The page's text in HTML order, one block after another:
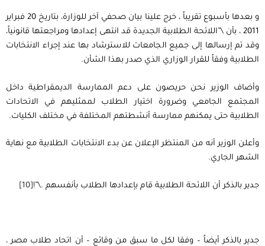
و بعدها بأسبوع تقريباً ، خرج علينا بيان صحفي آخر للوزارة، بتاريخ 20 فبراير
2011 ، بأن \”اللائحة الطلابية الجديدة قد انتهى إعدادها ومراجعتها قانونياً،
وقد تم إرسالها إلى جميع الجامعات للاسترشاد بها عند إجراء الانتخابات
الطلابية وفقاً للقرار الوزاري الذي صدر بهذا الشأن.
وأضاف الوزير نحن حريصون على دعم الممارسة الديمقراطية داخل
المجتمع الجامعي وضرورة اختيار الطلاب لممثليهم في الاتحادات
الطلابية حتى يمكنهم ممارسة أنشطتهم المختلفة في مختلف الكليات.
وأعلن الوزير أنه من المنتظر الإعلان عن بدء الانتخابات الطلابية مع نهاية
الشهر الجاري.
جدير بالذكر أن اللائحة الطلابية قام بإعدادها الطلاب بأنفسهم .\”![10]
جدير بالذكر أيضاً – وفقا لكل ما سبق من وقائع – أن اتحاد طلاب مصر ،